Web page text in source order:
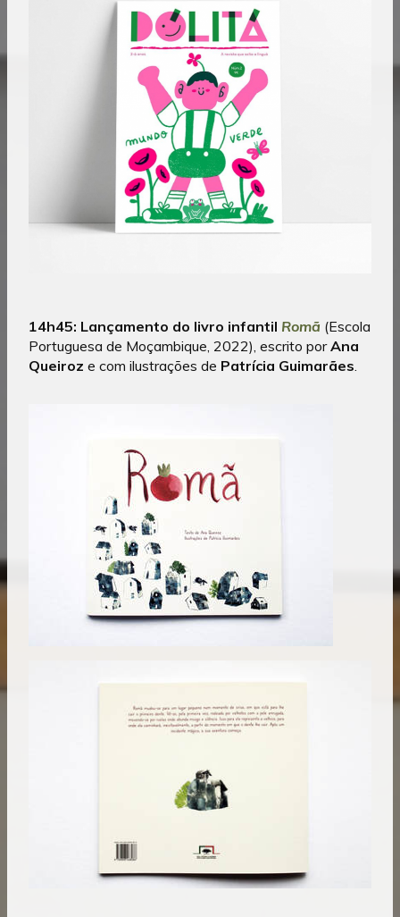
14h45: Lançamento do livro infantil Romã (Escola
Portuguesa de Moçambique, 2022), escrito porAna
Queiroz e com ilustrações de Patrícia Guimarães